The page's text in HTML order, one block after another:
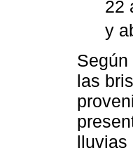
22
y
las
lluvias